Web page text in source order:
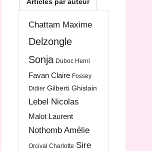
Chattam Maxime
Delzongle
Sonja Duboc Henri
Favan Claire Fossey
Didier Gilberti Ghislain
Lebel Nicolas
Malot Laurent
Nothomb Amélie
Orcival Charlotte Sire